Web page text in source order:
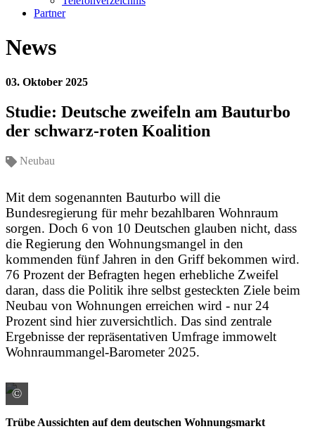
Partner
News
03. Oktober 2025
Studie: Deutsche zweifeln am Bauturbo
der schwarz-roten Koalition
Neubau
Mit dem sogenannten Bauturbo will die
Bundesregierung für mehr bezahlbaren Wohnraum
sorgen. Doch 6 von 10 Deutschen glauben nicht, dass
die Regierung den Wohnungsmangel in den
kommenden fünf Jahren in den Griff bekommen wird.
76 Prozent der Befragten hegen erhebliche Zweifel
daran, dass die Politik ihre selbst gesteckten Ziele beim
Neubau von Wohnungen erreichen wird - nur 24
Prozent sind hier zuversichtlich. Das sind zentrale
Ergebnisse der repräsentativen Umfrage immowelt
Wohnraummangel-Barometer 2025.
©
Trübe Aussichten auf dem deutschen Wohnungsmarkt